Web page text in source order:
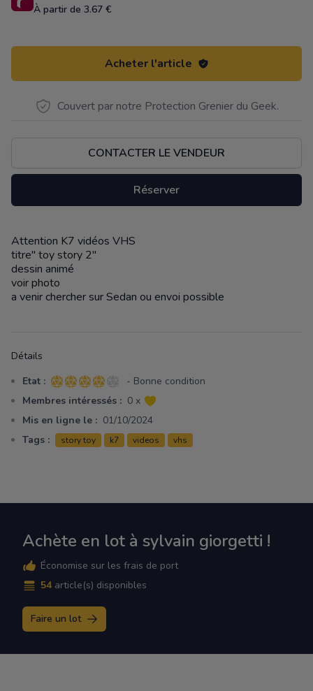
À partir de 3.67 €
Acheter l'article
Couvert par notre Protection Grenier du Geek.
CONTACTER LE VENDEUR
Réserver
Description
Attention K7 vidéos VHS
titre" toy story 2"
dessin animé
voir photo
a venir chercher sur Sedan ou envoi possible
Détails
Etat : 4 sur 5 étoiles
- Bonne condition
Membres intéressés : 0 x
Mis en ligne le : 01/10/2024
Tags :
story toy k7 videos vhs
Achète en lot à sylvain giorgetti !
Économise sur les frais de port
54 article(s) disponibles
Faire un lot